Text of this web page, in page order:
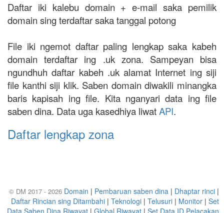
Daftar iki kalebu domain + e-mail saka pemilik
domain sing terdaftar saka tanggal potong
File iki ngemot daftar paling lengkap saka kabeh
domain terdaftar ing .uk zona. Sampeyan bisa
ngundhuh daftar kabeh .uk alamat Internet ing siji
file kanthi siji klik. Saben domain diwakili minangka
baris kapisah ing file. Kita nganyari data ing file
saben dina. Data uga kasedhiya liwatAPI.
Daftar lengkap zona
© DM 2017 - 2026 Domain | Pembaruan saben dina | Dhaptar rinci |
Daftar Rincian sing Ditambahi | Teknologi | Telusuri | Monitor | Set
Data Saben Dina Riwayat | Global Riwayat | Set Data ID Pelacakan